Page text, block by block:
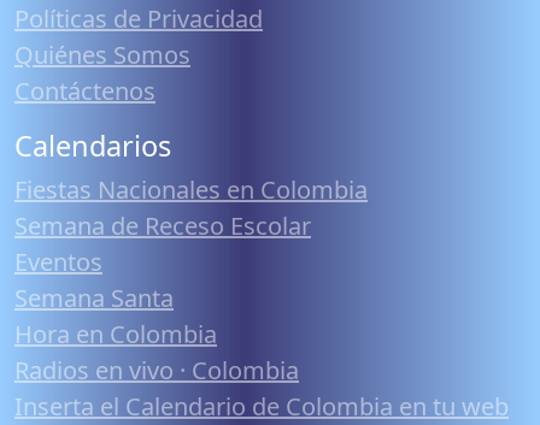
Políticas de Privacidad
Quiénes Somos
Contáctenos
Calendarios
Fiestas Nacionales en Colombia
Semana de Receso Escolar
Eventos
Semana Santa
Hora en Colombia
Radios en vivo · Colombia
Inserta el Calendario de Colombia en tu web